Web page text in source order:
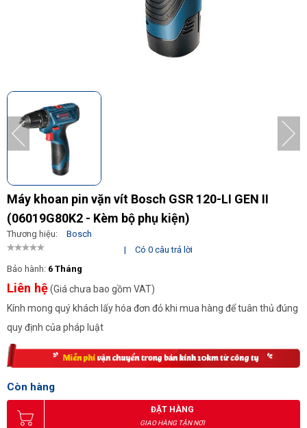
Máy khoan pin vặn vít Bosch GSR 120-LI GEN II
(06019G80K2 - Kèm bộ phụ kiện)
Thương hiệu:
Bosch
|
Có 0 câu trả lời
Bảo hành: 6 Tháng
Liên hệ(Giá chưa bao gồm VAT)
Kính mong quý khách lấy hóa đơn đỏ khi mua hàng để tuân thủ đúng
quy định của pháp luật
Còn hàng
ĐẶT HÀNG
GIAO HÀNG TẬN NƠI